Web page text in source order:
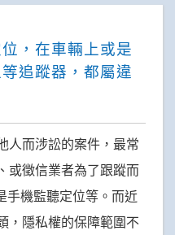
，在車輛上或是
追蹤器，都屬違
人而涉訟的案件，最常
或徵信業者為了跟蹤而
手機監聽定位等。而近
，隱私權的保障範圍不